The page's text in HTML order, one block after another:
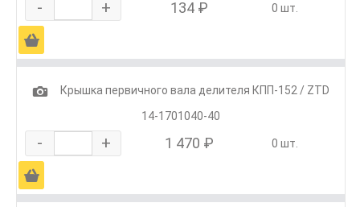
- + 134 ₽ 0 шт.
Ä
1
Крышка первичного вала делителя КПП-152 / ZTD
14-1701040-40
- + 1 470 ₽ 0 шт.
Ä